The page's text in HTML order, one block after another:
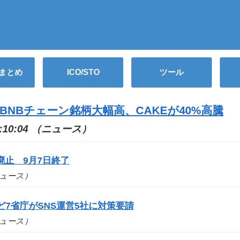
とめ ICO/STO ツール
チェーン銘柄大幅高、CAKEが40%高騰
（ニュース）
止 9月7日終了
ース）
7省庁がSNS運営5社に対策要請
ース）